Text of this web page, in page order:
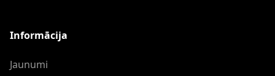
Informācija
Jaunumi